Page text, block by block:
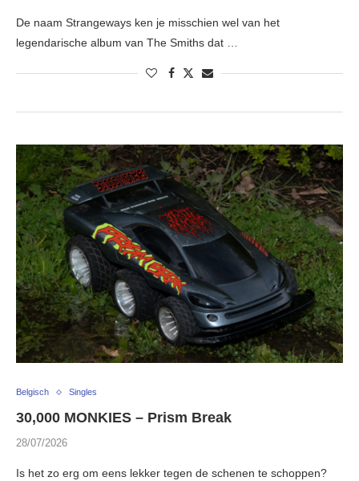
De naam Strangeways ken je misschien wel van het
legendarische album van The Smiths dat …
Belgisch Singles
30,000 MONKIES – Prism Break
28/07/2026
Is het zo erg om eens lekker tegen de schenen te schoppen?